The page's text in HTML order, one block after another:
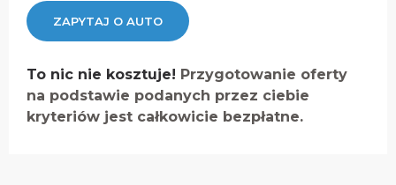
ZAPYTAJ O AUTO
To nic nie kosztuje! Przygotowanie oferty
na podstawie podanych przez ciebie
kryteriów jest całkowicie bezpłatne.